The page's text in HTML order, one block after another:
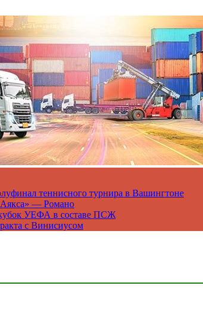
теннисного турнира в Вашингтоне
— Романо
УЕФА в составе ПСЖ
с Винисиусом